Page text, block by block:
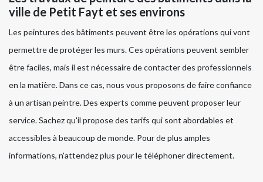
ville de Petit Fayt et ses environs
Les peintures des bâtiments peuvent être les opérations qui vont
permettre de protéger les murs. Ces opérations peuvent sembler
être faciles, mais il est nécessaire de contacter des professionnels
en la matière. Dans ce cas, nous vous proposons de faire confiance
à un artisan peintre. Des experts comme peuvent proposer leur
service. Sachez qu'il propose des tarifs qui sont abordables et
accessibles à beaucoup de monde. Pour de plus amples
informations, n'attendez plus pour le téléphoner directement.